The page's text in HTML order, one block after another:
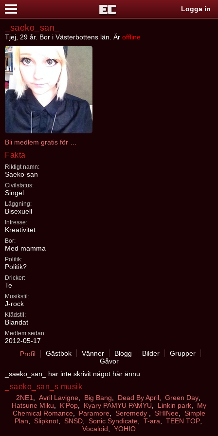
Logga in
_saeko_san_
Tjej, 29 år. Bor i Västerbottens län. Är offline
Fakta
Riktigt namn:
Saeko-san
Civilstatus:
Singel
Läggning:
Bisexuell
Intresse:
Kreativitet
Bor:
Med mamma
Politik:
Politik?
Dricker:
Te
Musikstil:
J-rock
Klädstil:
Blandat
Medlem sedan:
2012-05-17
Profil
Gästbok Vänner Blogg Bilder
Grupper
Gåvor
_saeko_san_ har inte skrivit något här ännu
_saeko_san_s musik
2NE1 Avril Lavigne, Big Bang Dead By April, Green Day,
Hatsune Miku
K'Pop Kyary PAMYU PAMYU Linkin park
My
Chemical Romance
Paramore Seremedy SHINee
Simple
Plan
Slipknot, SNSD, Sonic Syndicate, T-ara TEEN TOP,
Vocaloid
YOHIO